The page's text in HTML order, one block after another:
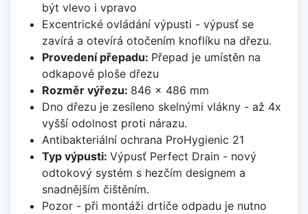
být vlevo i vpravo
Excentrické ovládání výpusti - výpusť se
zavírá a otevírá otočením knoflíku na dřezu.
Provedení přepadu: Přepad je umístěn na
odkapové ploše dřezu
Rozměr výřezu: 846 x 486 mm
Dno dřezu je zesíleno skelnými vlákny - až 4x
vyšší odolnost proti nárazu.
Antibakteriální ochrana ProHygienic 21
Typ výpusti: Výpusť Perfect Drain - nový
odtokový systém s hezčím designem a
snadnějším čištěním.
Pozor - při montáži drtiče odpadu je nutno